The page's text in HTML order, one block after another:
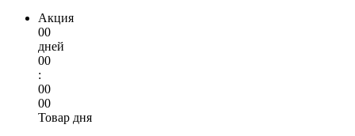
Акция
00
дней
00
:
00
00
Товар дня